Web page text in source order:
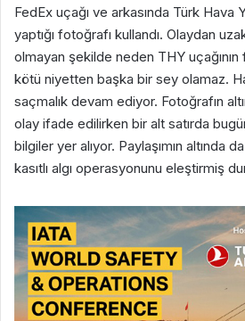
FedEx uçağı ve arkasında Türk Hava
yaptığı fotoğrafı kullandı. Olaydan
olmayan şekilde neden THY uçağının
kötü niyetten başka bir sey olamaz.
saçmalık devam ediyor. Fotoğrafın
olay ifade edilirken bir alt satırda
bilgiler yer alıyor. Paylaşımın altında
kasıtlı algı operasyonunu eleştirmiş